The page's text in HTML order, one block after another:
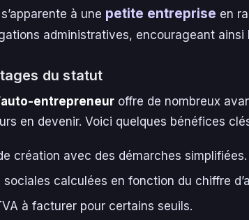
à une petite entreprise en
administratives, encourageant ainsi
du statut
auto-entrepreneur offre de nombreux
en devenir. Voici quelques bénéfices
création avec des démarches simplifiées.
sociales calculées en fonction du chiffre
à facturer pour certains seuils.